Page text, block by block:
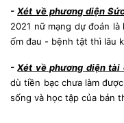
-Xét về phương diện
2021 nữ mạng dự đoán
ốm đau - bệnh tật thì lâu
-Xét về phương diện tài
dù tiền bạc chưa làm
sống và học tập của bản